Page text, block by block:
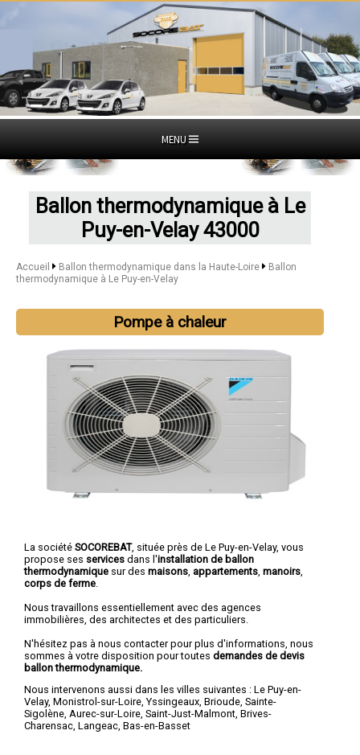
MENU
Ballon thermodynamique à Le
Puy-en-Velay 43000
Accueil Ballon thermodynamique dans la Haute-Loire
Ballon
thermodynamique à Le Puy-en-Velay
Pompe à chaleur
La société SOCOREBAT, située près de Le Puy-en-Velay, vous
propose ses services dans l'installation de ballon
thermodynamique sur des maisons appartements manoirs
corps de ferme
Nous travaillons essentiellement avec des agences
immobilières, des architectes et des particuliers.
N'hésitez pas à nous contacter pour plus d'informations, nous
sommes à votre disposition pour toutes demandes de devis
ballon thermodynamique.
Nous intervenons aussi dans les villes suivantes : Le Puy-en-
Velay, Monistrol-sur-Loire, Yssingeaux, Brioude, Sainte-
Sigolène, Aurec-sur-Loire, Saint-Just-Malmont, Brives-
Charensac, Langeac, Bas-en-Basset